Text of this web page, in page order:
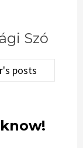
Szó
posts